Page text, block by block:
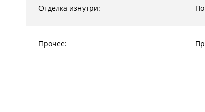
Отделка изнутри:
Прочее: